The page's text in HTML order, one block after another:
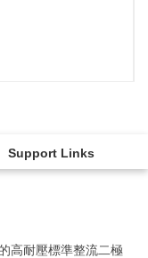
Support Links
高耐壓標準整流二極